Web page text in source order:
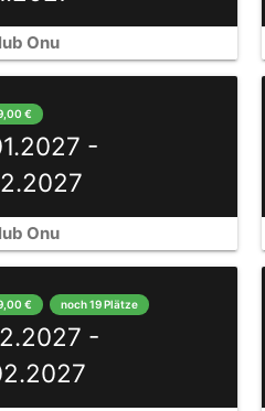
Onu
€
-
Onu
€ noch 19 Plätze
-